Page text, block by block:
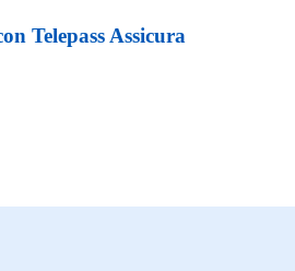
Telepass Assicura